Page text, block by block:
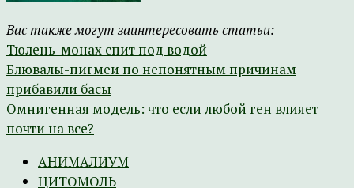
Вас также могут заинтересовать статьи:
Тюлень-монах спит под водой
Блювалы-пигмеи по непонятным причинам
прибавили басы
Омнигенная модель: что если любой ген влияет
почти на все?
АНИМАЛИУМ
ЦИТОМОЛЬ